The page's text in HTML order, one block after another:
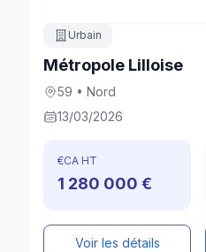
Urbain
Métropole Lilloise
59 • Nord
13/03/2026
€CA HT
1 280 000 €
Voir les détails